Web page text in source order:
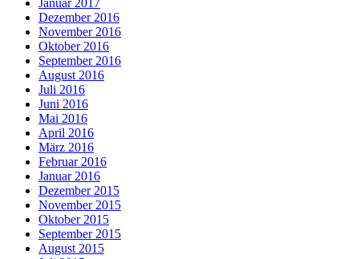
Januar 2017
Dezember 2016
November 2016
Oktober 2016
September 2016
August 2016
Juli 2016
Juni 2016
Mai 2016
April 2016
März 2016
Februar 2016
Januar 2016
Dezember 2015
November 2015
Oktober 2015
September 2015
August 2015